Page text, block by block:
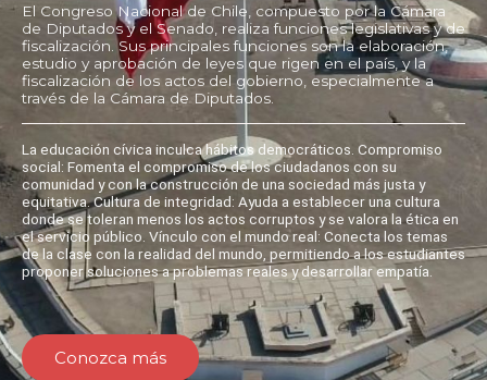
El Congreso Nacional de Chile, compuesto por la Cámara
de Diputados y el Senado, realiza funciones legislativas y de
fiscalización. Sus principales funciones son la elaboración,
estudio y aprobación de leyes que rigen en el país, y la
fiscalización de los actos del gobierno, especialmente a
través de la Cámara de Diputados.
La educación cívica inculca hábitos democráticos. Compromiso
social: Fomenta el compromiso de los ciudadanos con su
comunidad y con la construcción de una sociedad más justa y
equitativa. Cultura de integridad: Ayuda a establecer una cultura
donde se toleran menos los actos corruptos y se valora la ética en
el servicio público. Vínculo con el mundo real: Conecta los temas
de la clase con la realidad del mundo, permitiendo a los estudiantes
proponer soluciones a problemas reales y desarrollar empatía.
Conozca más